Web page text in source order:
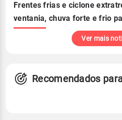
Frentes frias e ciclone
ventania, chuva forte e frio
Ver mais
Recomendados